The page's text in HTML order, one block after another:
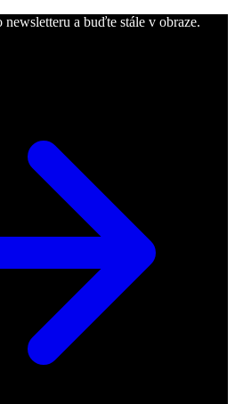
newsletteru a buďte stále v obraze.